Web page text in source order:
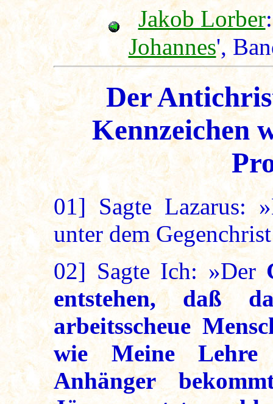
Jakob Lorber
Johannes',
Der
Kennzeichen
01] Sagte Lazarus:
unter dem
02] Sagte Ich: »Der
entstehen, daß
arbeitsscheue
wie Meine
Anhänger